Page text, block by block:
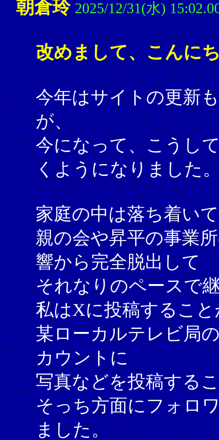
朝倉玲 2025/12/31(水)
改めまして、こんに
今年はサイトの更新
が、
今になって、こうし
くようになりました
家庭の中は落ち着い
親の会や昇平の事業
響から完全脱出して
それなりのペースで
私はXに投稿するこ
某ローカルテレビ局
カウントに
写真などを投稿する
そっち方面にフォロ
ました。